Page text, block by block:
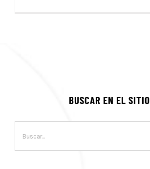
BUSCAR EN EL SITIO